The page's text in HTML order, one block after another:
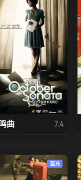
曲 7.4
蓝光